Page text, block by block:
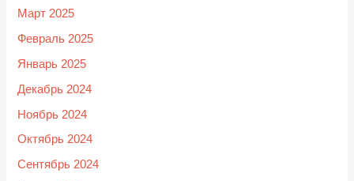
Март 2025
Февраль 2025
Январь 2025
Декабрь 2024
Ноябрь 2024
Октябрь 2024
Сентябрь 2024